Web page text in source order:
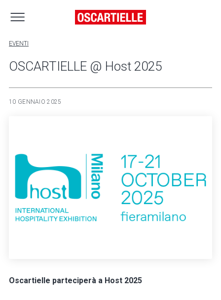
EVENTI
OSCARTIELLE @ Host 2025
10 GENNAIO 2025
Oscartielle parteciperà a Host 2025